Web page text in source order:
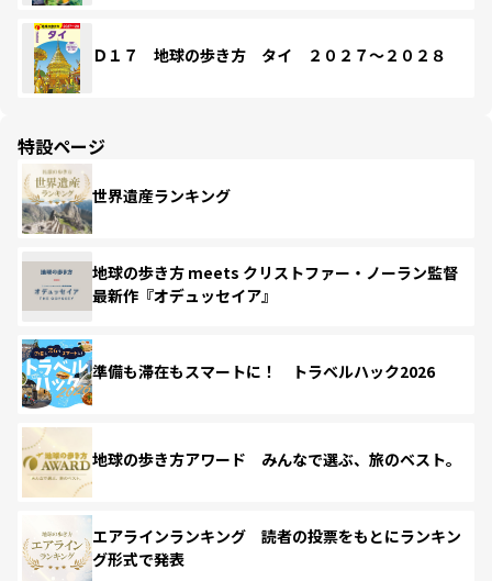
Ｄ１７ 地球の歩き方 タイ ２０２７～２０２８
特設ページ
世界遺産ランキング
地球の歩き方 meets クリストファー・ノーラン監督
最新作『オデュッセイア』
準備も滞在もスマートに！ トラベルハック2026
地球の歩き方アワード みんなで選ぶ、旅のベスト。
エアラインランキング 読者の投票をもとにランキン
グ形式で発表